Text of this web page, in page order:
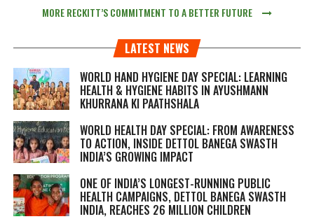
MORE RECKITT’S COMMITMENT TO A BETTER FUTURE
LATEST NEWS
WORLD HAND HYGIENE DAY SPECIAL: LEARNING
HEALTH & HYGIENE HABITS IN AYUSHMANN
KHURRANA KI PAATHSHALA
WORLD HEALTH DAY SPECIAL: FROM AWARENESS
TO ACTION, INSIDE DETTOL BANEGA SWASTH
INDIA’S GROWING IMPACT
ONE OF INDIA’S LONGEST-RUNNING PUBLIC
HEALTH CAMPAIGNS, DETTOL BANEGA SWASTH
INDIA, REACHES 26 MILLION CHILDREN